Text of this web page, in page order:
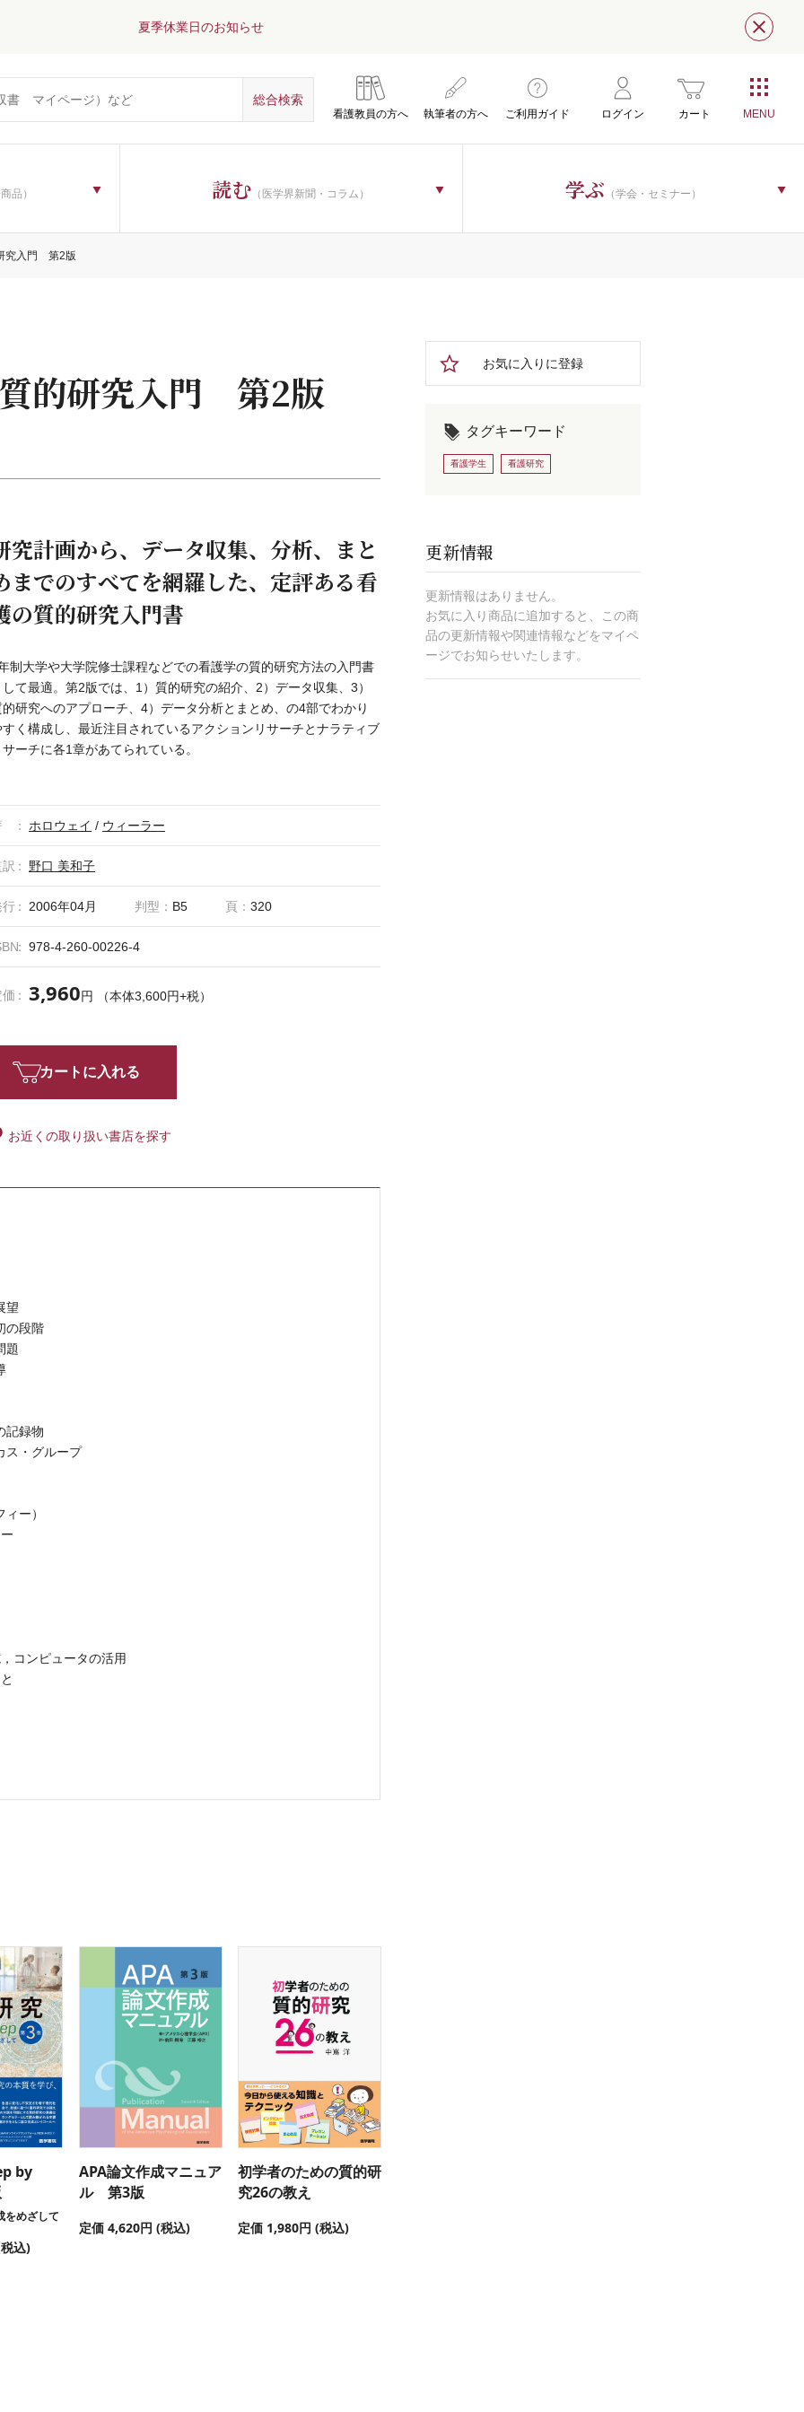
夏季休業日のお知らせ 閉じ
看護教員の方へ 執筆者の方へ ご利用ガイド ログイン カート
品） 読む （医学界新聞・コラム） 学ぶ （学会・セミナー）
究入門 第2版
的研究入門 第2版
究計画から、データ収集、分析、まと
までのすべてを網羅した、定評ある看
の質的研究入門書
制大学や大学院修士課程などでの看護学の質的研究方法の入門書
して最適。第2版では、1）質的研究の紹介、2）データ収集、3）
的研究へのアプローチ、4）データ分析とまとめ、の4部でわかり
すく構成し、最近注目されているアクションリサーチとナラティブ
ーチに各1章があてられている。
ホロウェイ / ウィーラー
野口 美和子
行 2006年04月 判型： B5 頁： 320
978-4-260-00226-4
3,960円 （本体3,600円+税）
カートに入れる
お近くの取り扱い書店を探す
望
の段階
題
記録物
・グループ
ー）
コンピュータの活用
by
をめざして
込)
APA論文作成マニュア
ル 第3版
定価 4,620円 (税込)
初学者のための質的研
究26の教え
定価 1,980円 (税込)
お気に入りに登録
タグキーワード
看護学生 看護研究
更新情報
更新情報はありません。
お気に入り商品に追加すると、この商
品の更新情報や関連情報などをマイペ
ージでお知らせいたします。